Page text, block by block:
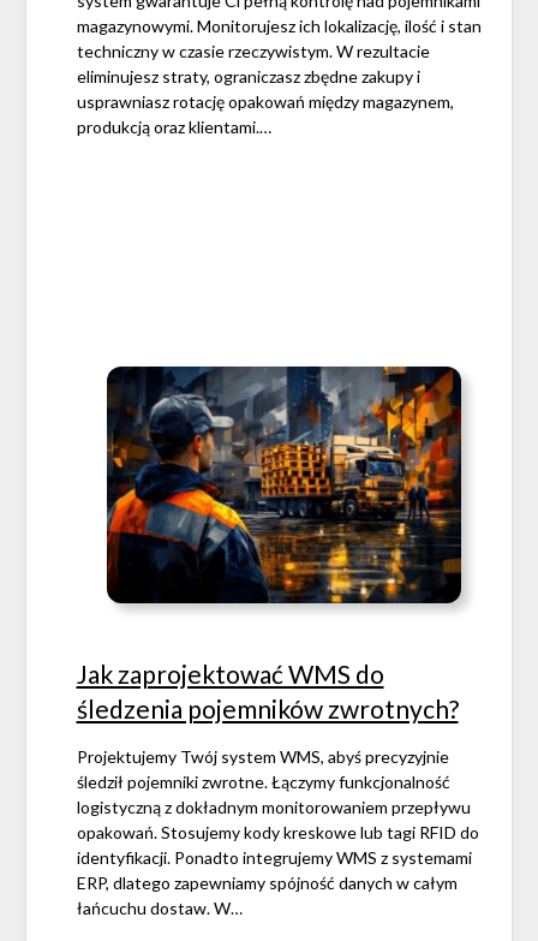
magazynowymi. Monitorujesz ich lokalizację, ilość i stan
techniczny w czasie rzeczywistym. W rezultacie
eliminujesz straty, ograniczasz zbędne zakupy i
usprawniasz rotację opakowań między magazynem,
produkcją oraz klientami.…
Jak zaprojektować WMS do
śledzenia pojemników zwrotnych?
Projektujemy Twój system WMS, abyś precyzyjnie
śledził pojemniki zwrotne. Łączymy funkcjonalność
logistyczną z dokładnym monitorowaniem przepływu
opakowań. Stosujemy kody kreskowe lub tagi RFID do
identyfikacji. Ponadto integrujemy WMS z systemami
ERP, dlatego zapewniamy spójność danych w całym
łańcuchu dostaw. W…